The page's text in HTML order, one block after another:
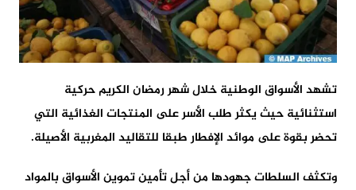
تشهد الأسواق الوطنية خلال شهر رمضان الكريم حركية
استثنائية حيث يكثر طلب الأسر على المنتجات الغذائية التي
تحضر بقوة على موائد الإفطار طبقا للتقاليد المغربية الأصيلة.
وتكثف السلطات جهودها من أجل تأمين تموين الأسواق بالمواد